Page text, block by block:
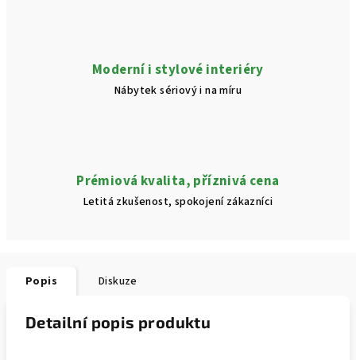
Moderní i stylové interiéry
Nábytek sériový i na míru
Prémiová kvalita, příznivá cena
Letitá zkušenost, spokojení zákazníci
Popis Diskuze
Detailní popis produktu